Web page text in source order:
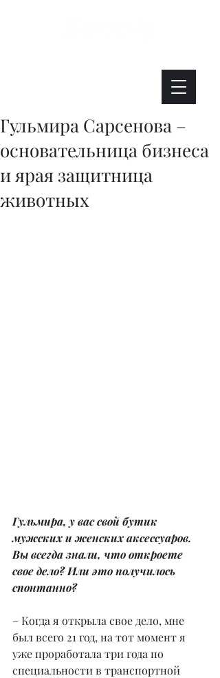
Гульмира Сарсенова –
основательница бизнеса
и ярая защитница
животных
Гульмира, у вас свой бутик
мужских и женских аксессуаров.
Вы всегда знали, что откроете
свое дело? Или это получилось
спонтанно?
– Когда я открыла свое дело, мне
был всего 21 год, на тот момент я
уже проработала три года по
специальности в транспортной